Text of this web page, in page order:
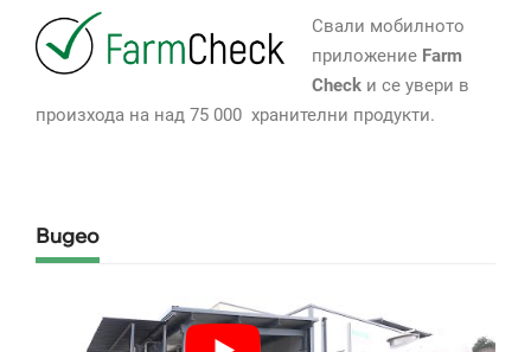
Свали мобилното
приложение Farm
Checkи се увери в
произхода на над 75 000 хранителни продукти.
Видео